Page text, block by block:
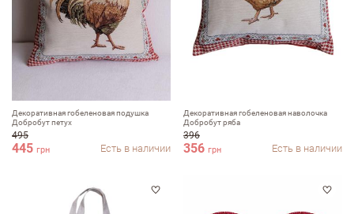
Декоративная гобеленовая подушка
Добробут петух
495
445 грн Есть в наличии
Декоративная гобеленовая наволочка
Добробут ряба
396
356 грн Есть в наличии